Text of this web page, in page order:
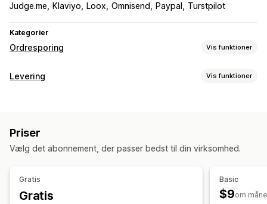
Judge.me
Klaviyo Loox Omnisend Paypal Turstpilot
Kategorier
Ordresporing Vis funktioner
Sporing
Ordreeksport
Maskering af fragtfirma
Notifikationer
Mail
Notifikationer i realtid
Levering Vis funktioner
Flere sprog
Priser
Vælg det abonnement, der passer bedst til din virksomhed.
Gratis
Gratis
Basic
$9om